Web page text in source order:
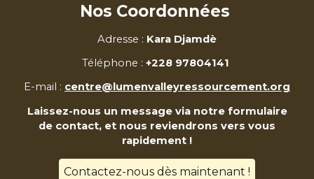
Nos Coordonnées
Adresse : Kara Djamdè
Téléphone : +228 97804141
E-mail : centre@lumenvalleyressourcement.org
Laissez-nous un message via notre formulaire
de contact, et nous reviendrons vers vous
rapidement !
Contactez-nous dès maintenant !